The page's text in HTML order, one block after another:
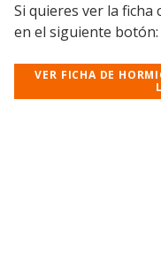
Si quieres ver la ficha
en el siguiente botón:
VER FICHA DE